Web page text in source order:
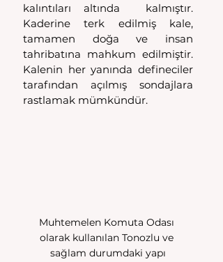
kalıntıları altında  kalmıştır.
Kaderine terk edilmiş kale,
tamamen doğa ve insan
tahribatına mahkum edilmiştir.
Kalenin her yanında defineciler
tarafından açılmış sondajlara
rastlamak mümkündür.
Muhtemelen Komuta Odası
olarak kullanılan Tonozlu ve
sağlam durumdaki yapı